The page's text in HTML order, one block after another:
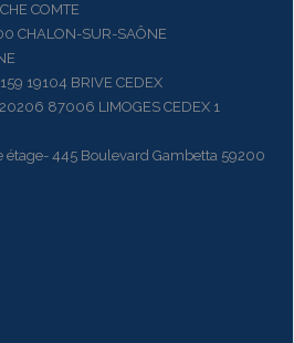
COMTE
SUR-SAÔNE
19104 BRIVE CEDEX
87006 LIMOGES CEDEX 1
445 Boulevard Gambetta 59200